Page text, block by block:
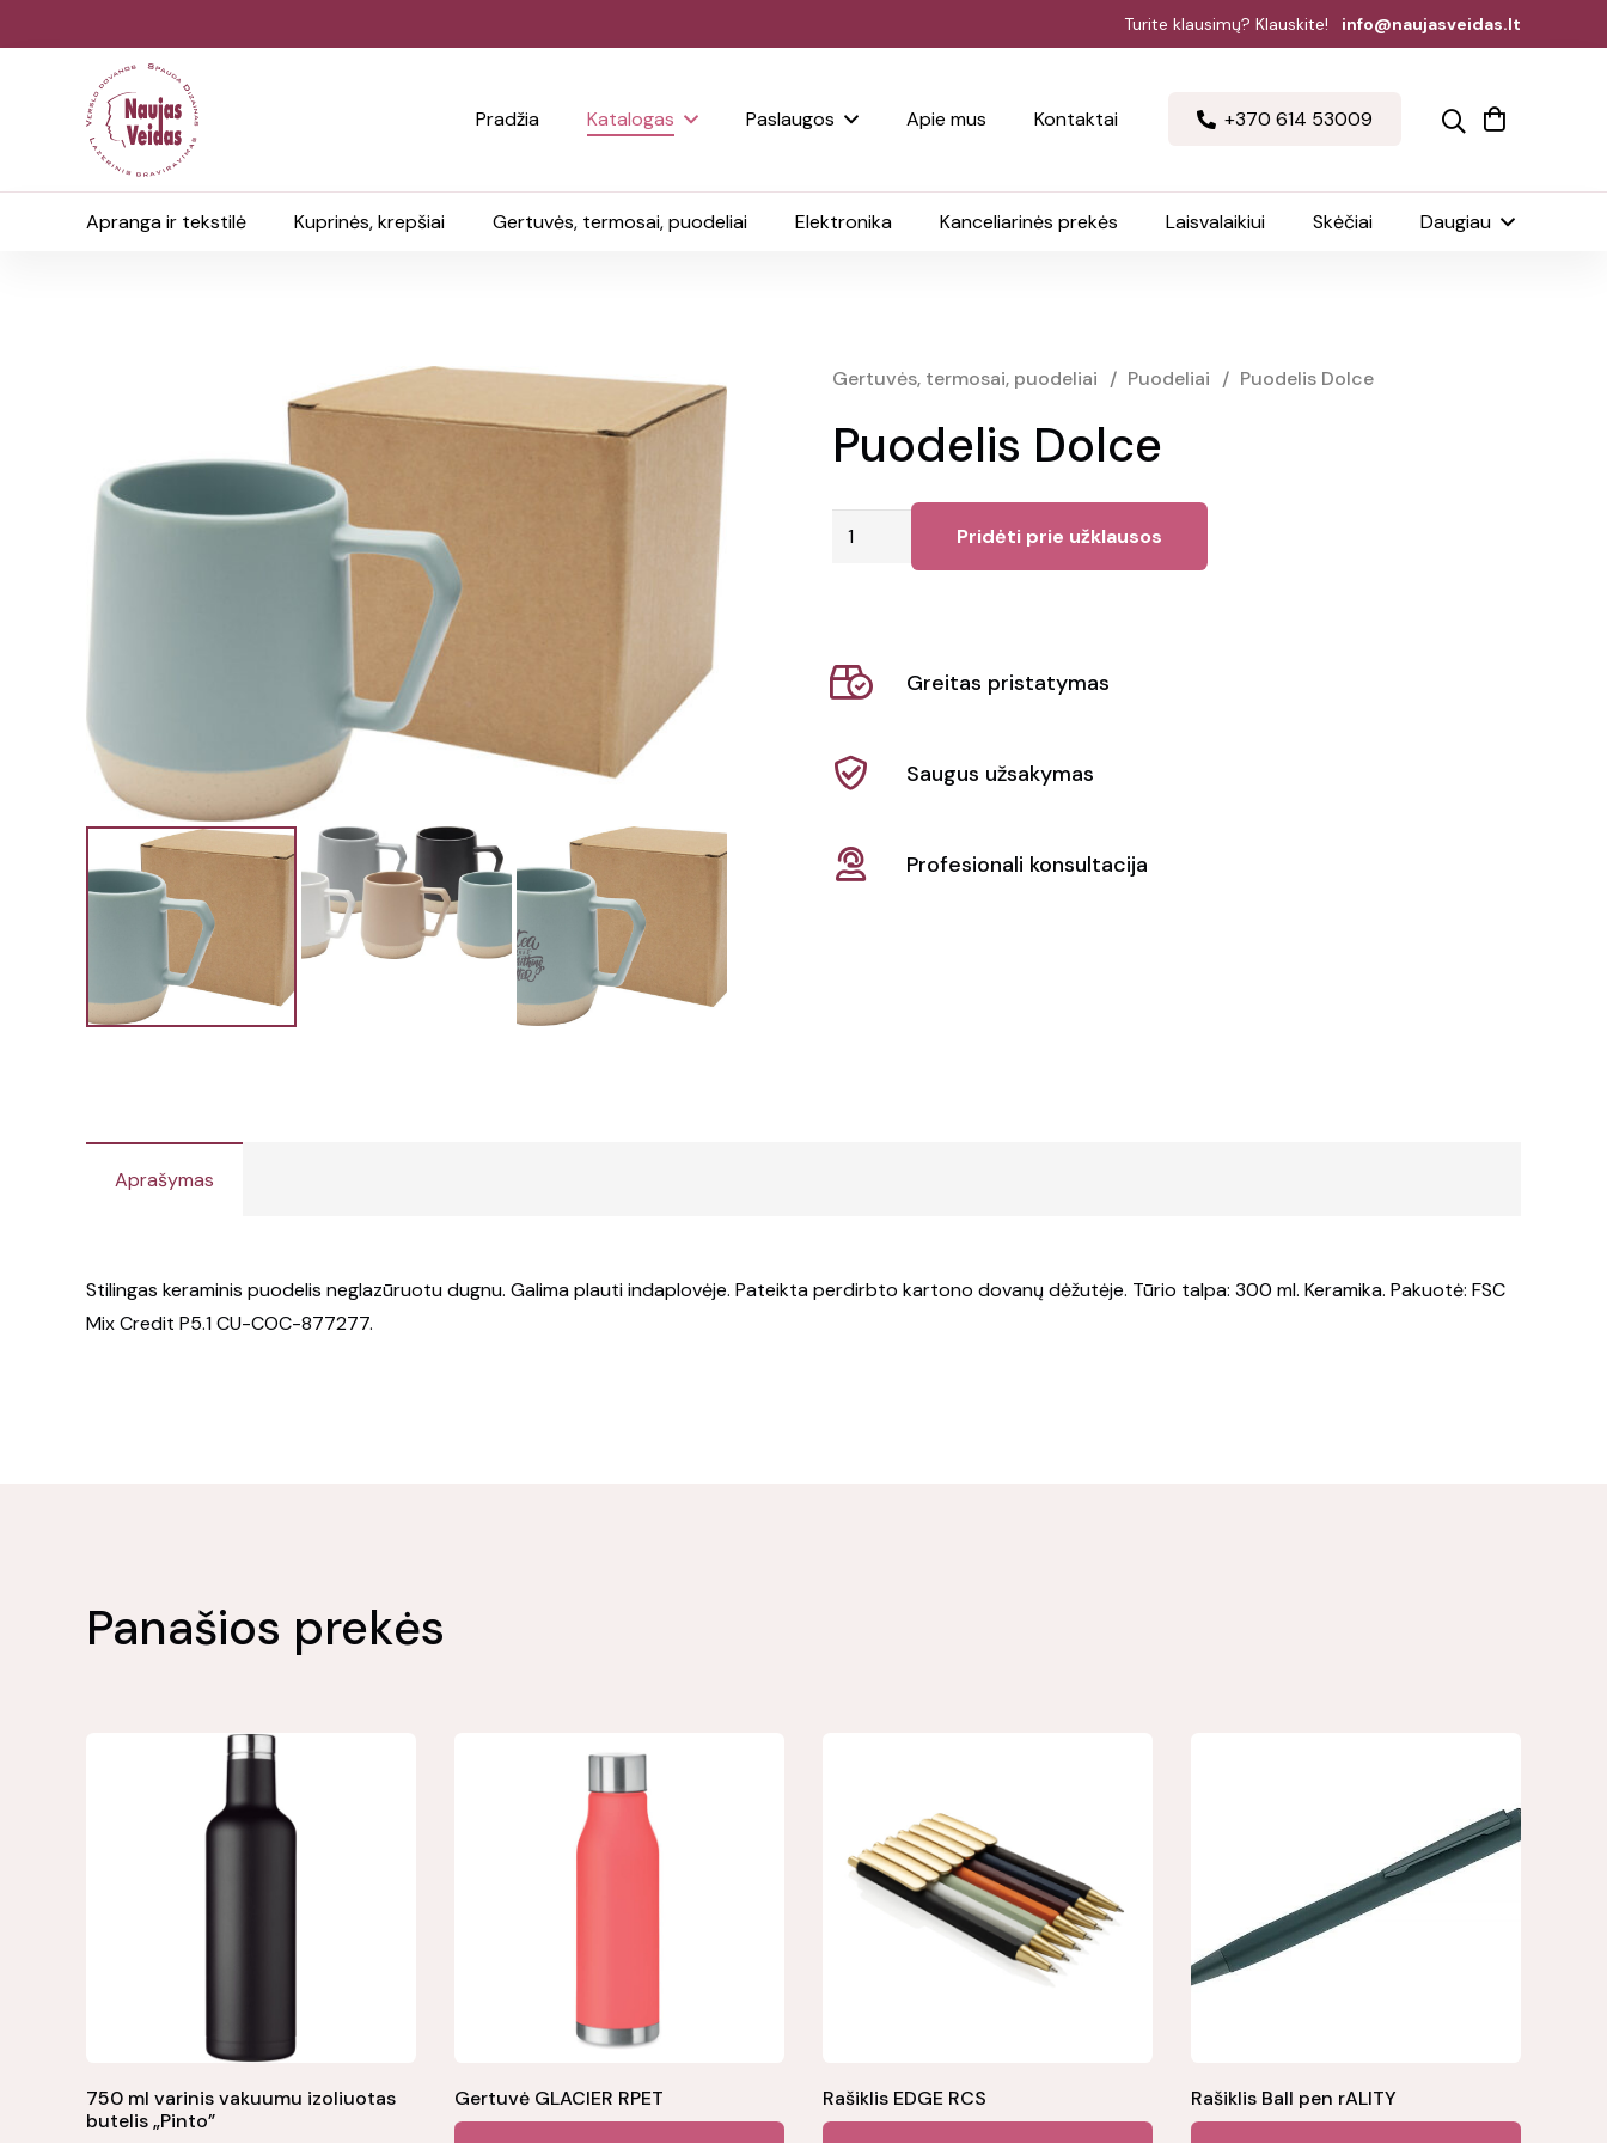
Turite klausimų? Klauskite! info@naujasveidas.lt
Pradžia Katalogas Paslaugos Apie mus Kontaktai +370 614 53009
Apranga ir tekstilė Kuprinės, krepšiai Gertuvės, termosai, puodeliai Elektronika Kanceliarinės prekės Laisvalaikiui Skėčiai Daugiau
Gertuvės, termosai, puodeliai / Puodeliai / Puodelis Dolce
Puodelis Dolce
produkto
Pridėti prie užklausos
Greitas pristatymas
Saugus užsakymas
Profesionali konsultacija
Aprašymas
Stilingas keraminis puodelis neglazūruotu dugnu. Galima plauti indaplovėje. Pateikta perdirbto kartono dovanų dėžutėje. Tūrio talpa: 300 ml. Keramika. Pakuotė: FSC
Mix Credit P5.1 CU-COC-877277.
Panašios prekės
750 ml varinis vakuumu izoliuotas
butelis „Pinto”
Gertuvė GLACIER RPET
This
Rašiklis EDGE RCS Rašiklis Ball pen rALITY